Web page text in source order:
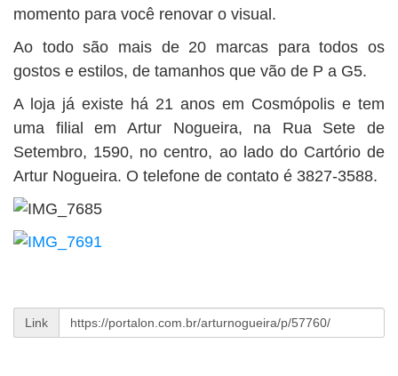
momento para você renovar o visual.
Ao todo são mais de 20 marcas para todos os
gostos e estilos, de tamanhos que vão de P a G5.
A loja já existe há 21 anos em Cosmópolis e tem
uma filial em Artur Nogueira, na Rua Sete de
Setembro, 1590, no centro, ao lado do Cartório de
Artur Nogueira. O telefone de contato é 3827-3588.
Link